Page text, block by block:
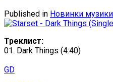
Published in Новинки музики
Треклист:
01. Dark Things (4:40)
GD